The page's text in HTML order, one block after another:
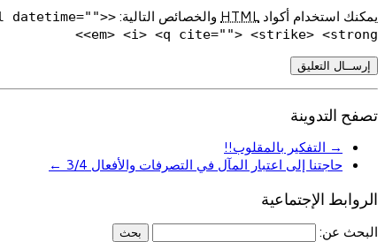
يمكنك استخدام أكواد HTML والخصائص التالية:
datetime="">
<em> <i> <q cite=""> <strike> <strong>
تصفح التدوينة
→ التفكير بالمقلوب!!
حاجتنا إلى اعتبار المآل في التصرفات والأفعال 3/4
←
الروابط الإجتماعية
البحث عن: